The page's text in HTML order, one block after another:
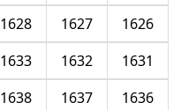
1626
1627
1628
1631
1632
1633
1636
1637
1638